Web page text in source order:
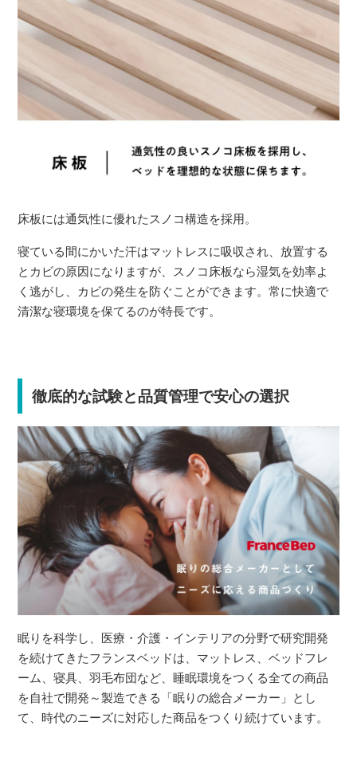
床板には通気性に優れたスノコ構造を採用。
寝ている間にかいた汗はマットレスに吸収され、放置する
とカビの原因になりますが、スノコ床板なら湿気を効率よ
く逃がし、カビの発生を防ぐことができます。常に快適で
清潔な寝環境を保てるのが特長です。
徹底的な試験と品質管理で安心の選択
眠りを科学し、医療・介護・インテリアの分野で研究開発
を続けてきたフランスベッドは、マットレス、ベッドフレ
ーム、寝具、羽毛布団など、睡眠環境をつくる全ての商品
を自社で開発～製造できる「眠りの総合メーカー」とし
て、時代のニーズに対応した商品をつくり続けています。